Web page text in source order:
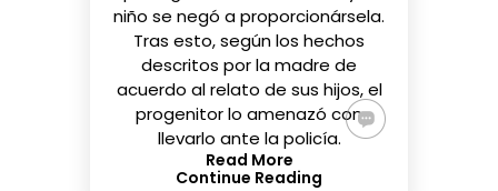
niño se negó a proporcionársela.
Tras esto, según los hechos
descritos por la madre de
acuerdo al relato de sus hijos, el
progenitor lo amenazó con
llevarlo ante la policía.
Read More
Continue Reading